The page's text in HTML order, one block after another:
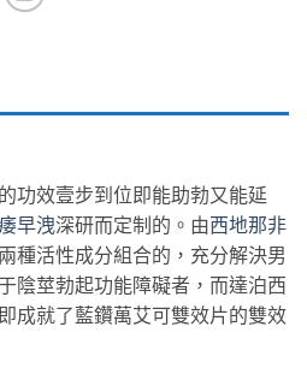
功效壹步到位即能助勃又能延
早洩深研而定制的。由西地那非
種活性成分組合的，充分解決男
陰莖勃起功能障礙者，而達泊西
成就了藍鑽萬艾可雙效片的雙效